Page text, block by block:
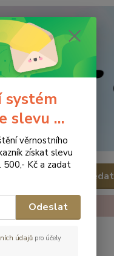
KONTAKTY
Hledat
systém
slevu ...
věrnostního
získat slevu
500,- Kč a zadat
Odeslat
údajůpro účely